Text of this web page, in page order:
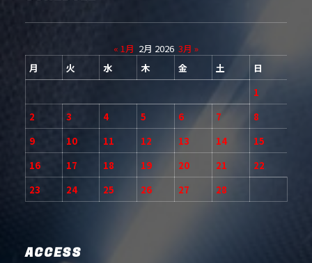
« 1月 2月 2026 3月 »
月
火 水 木 金 土
日
1
2
3 4 5 6 7
8
9
10 11 12 13 14
15
16
17 18 19 20 21
22
23
24 25 26 27 28
ACCESS